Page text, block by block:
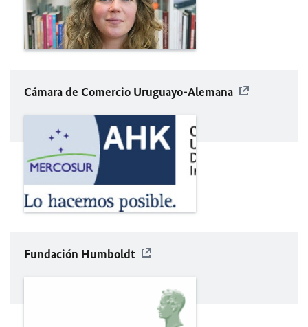
Cámara de Comercio Uruguayo-Alemana
Fundación Humboldt